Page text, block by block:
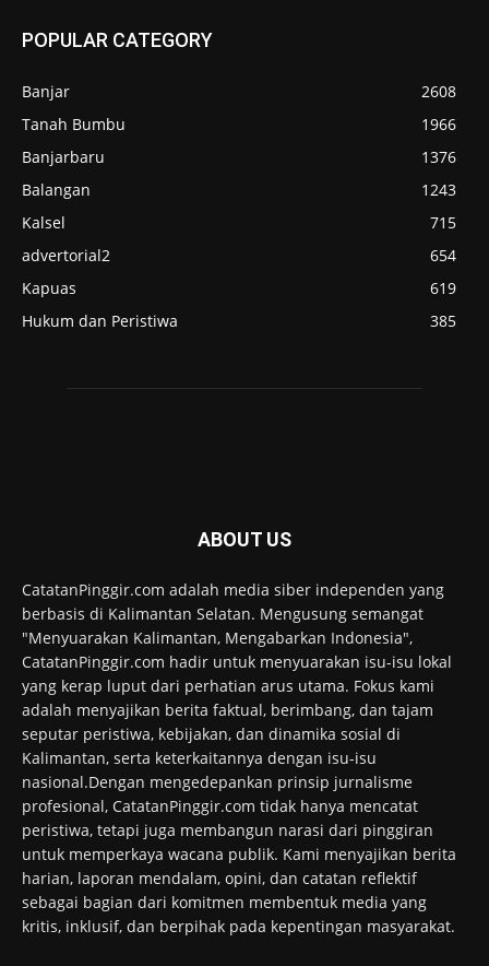
POPULAR CATEGORY
Banjar
2608
Tanah Bumbu
1966
Banjarbaru
1376
Balangan
1243
Kalsel
715
advertorial2
654
Kapuas
619
Hukum dan Peristiwa
385
ABOUT US
CatatanPinggir.com adalah media siber independen yang
berbasis di Kalimantan Selatan. Mengusung semangat
"Menyuarakan Kalimantan, Mengabarkan Indonesia",
CatatanPinggir.com hadir untuk menyuarakan isu-isu lokal
yang kerap luput dari perhatian arus utama. Fokus kami
adalah menyajikan berita faktual, berimbang, dan tajam
seputar peristiwa, kebijakan, dan dinamika sosial di
Kalimantan, serta keterkaitannya dengan isu-isu
nasional.Dengan mengedepankan prinsip jurnalisme
profesional, CatatanPinggir.com tidak hanya mencatat
peristiwa, tetapi juga membangun narasi dari pinggiran
untuk memperkaya wacana publik. Kami menyajikan berita
harian, laporan mendalam, opini, dan catatan reflektif
sebagai bagian dari komitmen membentuk media yang
kritis, inklusif, dan berpihak pada kepentingan masyarakat.